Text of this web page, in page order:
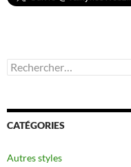
Rechercher :
CATÉGORIES
Autres styles